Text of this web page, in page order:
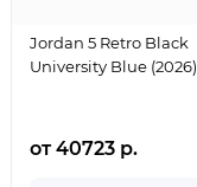
Jordan 5 Retro Black
University Blue (2026)
от 40723 р.